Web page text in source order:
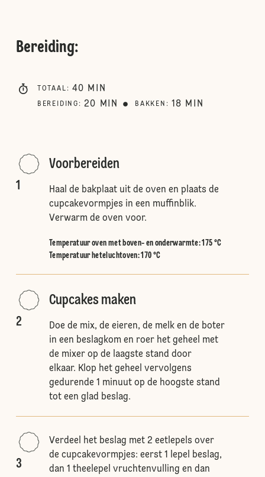
Bereiding:
TOTAAL : 40 MIN
BEREIDING : 20 MIN BAKKEN : 18 MIN
1
Voorbereiden
Haal de bakplaat uit de oven en plaats de
cupcakevormpjes in een muffinblik.
Verwarm de oven voor.
Temperatuur oven met boven- en onderwarmte:175 °C
Temperatuur heteluchtoven:170 °C
2
Cupcakes maken
Doe de mix, de eieren, de melk en de boter
in een beslagkom en roer het geheel met
de mixer op de laagste stand door
elkaar. Klop het geheel vervolgens
gedurende 1 minuut op de hoogste stand
tot een glad beslag.
3
Verdeel het beslag met 2 eetlepels over
de cupcakevormpjes: eerst 1 lepel beslag,
dan 1 theelepel vruchtenvulling en dan